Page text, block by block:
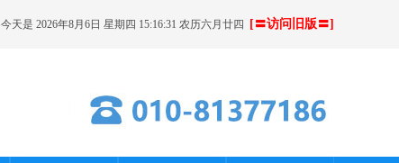
[〓访问旧版〓]
今天是 2026年8月6日 星期四 15:16:32 农历六月廿四